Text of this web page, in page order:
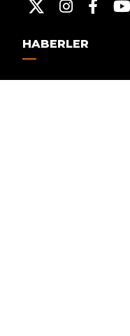
HABERLER